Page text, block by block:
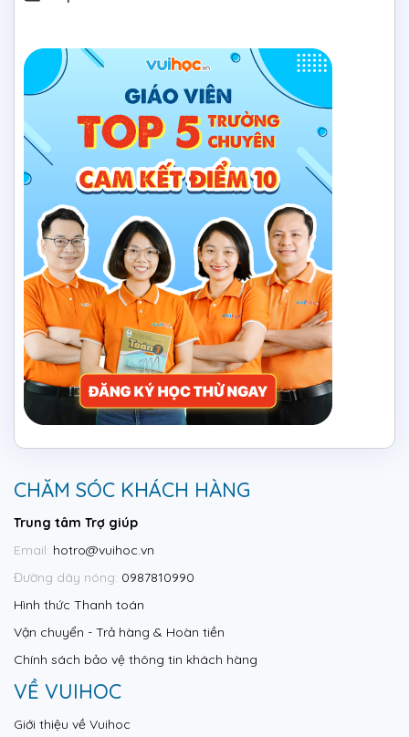
CHĂM SÓC KHÁCH HÀNG
Trung tâm Trợ giúp
Email: hotro@vuihoc.vn
Đường dây nóng: 0987810990
Hình thức Thanh toán
Vận chuyển - Trả hàng & Hoàn tiền
Chính sách bảo vệ thông tin khách hàng
VỀ VUIHOC
Giới thiệu về Vuihoc